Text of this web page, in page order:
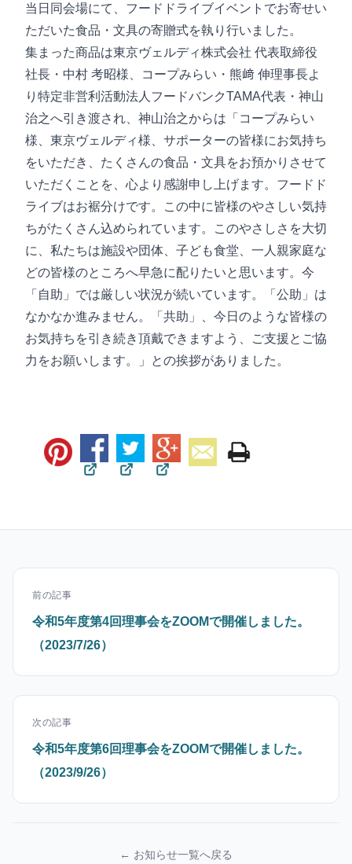
当日同会場にて、フードドライブイベントでお寄せい
ただいた食品・文具の寄贈式を執り行いました。
集まった商品は東京ヴェルディ株式会社 代表取締役
社長・中村 考昭様、コープみらい・熊﨑 伸理事長よ
り特定非営利活動法人フードバンクTAMA代表・神山
治之へ引き渡され、神山治之からは「コープみらい
様、東京ヴェルディ様、サポーターの皆様にお気持ち
をいただき、たくさんの食品・文具をお預かりさせて
いただくことを、心より感謝申し上げます。フードド
ライブはお裾分けです。この中に皆様のやさしい気持
ちがたくさん込められています。このやさしさを大切
に、私たちは施設や団体、子ども食堂、一人親家庭な
どの皆様のところへ早急に配りたいと思います。今
「自助」では厳しい状況が続いています。「公助」は
なかなか進みません。「共助」、今日のような皆様の
お気持ちを引き続き頂戴できますよう、ご支援とご協
力をお願いします。」との挨拶がありました。
前の記事
令和5年度第4回理事会をZOOMで開催しました。
（2023/7/26）
次の記事
令和5年度第6回理事会をZOOMで開催しました。
（2023/9/26）
← お知らせ一覧へ戻る